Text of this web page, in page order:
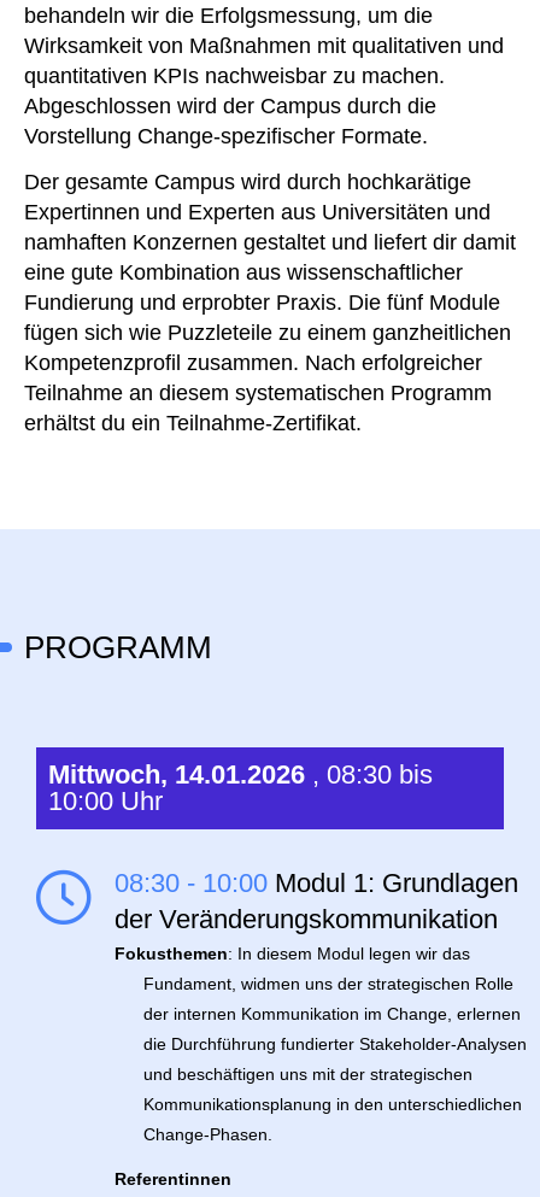
behandeln wir die Erfolgsmessung, um die
Wirksamkeit von Maßnahmen mit qualitativen und
quantitativen KPIs nachweisbar zu machen.
Abgeschlossen wird der Campus durch die
Vorstellung Change-spezifischer Formate.
Der gesamte Campus wird durch hochkarätige
Expertinnen und Experten aus Universitäten und
namhaften Konzernen gestaltet und liefert dir damit
eine gute Kombination aus wissenschaftlicher
Fundierung und erprobter Praxis. Die fünf Module
fügen sich wie Puzzleteile zu einem ganzheitlichen
Kompetenzprofil zusammen. Nach erfolgreicher
Teilnahme an diesem systematischen Programm
erhältst du ein Teilnahme-Zertifikat.
PROGRAMM
Mittwoch, 14.01.2026 , 08:30 bis
10:00 Uhr
08:30 - 10:00 Modul 1: Grundlagen
der Veränderungskommunikation
Fokusthemen: In diesem Modul legen wir das
Fundament, widmen uns der strategischen Rolle
der internen Kommunikation im Change, erlernen
die Durchführung fundierter Stakeholder-Analysen
und beschäftigen uns mit der strategischen
Kommunikationsplanung in den unterschiedlichen
Change-Phasen.
Referentinnen